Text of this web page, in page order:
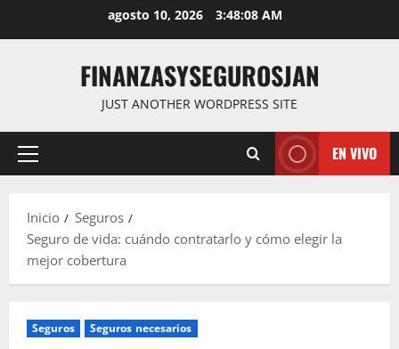
agosto 10, 2026 3:48:09 AM
FINANZASYSEGUROSJAN
JUST ANOTHER WORDPRESS SITE
Menú
EN VIVO
Inicio
Seguros
Seguro de vida: cuándo contratarlo y cómo elegir la
mejor cobertura
Seguros Seguros necesarios